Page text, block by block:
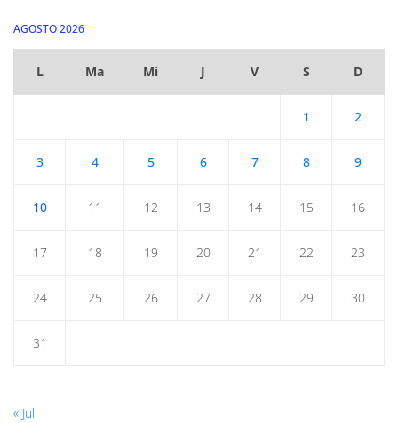
AGOSTO 2026
L Ma Mi J V S D
1 2
3 4 5 6 7 8 9
10 11 12 13 14 15 16
17 18 19 20 21 22 23
24 25 26 27 28 29 30
31
« Jul